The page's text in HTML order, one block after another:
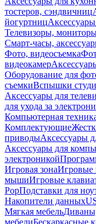
тостеров, сэндвичниц
йогуртниц
Телевизоры,
Смарт-часы,
Фото, видеосъемка
видеокамер
Оборудование для
съемкиВспышки
Аксессуары для
для ухода за
Компьютерная
Комплектующие
приводыАксессуары
Аксессуары для
электроникой
Игровая зонаИгровые
мышиИгровые
PopПодставки для
Накопители данных
Мягкая мебель
мебелиБескаркасные